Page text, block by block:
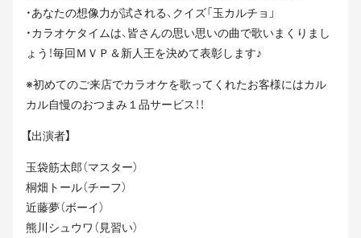
・あなたの想像力が試される、クイズ「玉カルチョ」
・カラオケタイムは、皆さんの思い思いの曲で歌いまくりまし
ょう！毎回ＭＶＰ＆新人王を決めて表彰します♪
※初めてのご来店でカラオケを歌ってくれたお客様にはカル
カル自慢のおつまみ１品サービス！！
【出演者】
玉袋筋太郎（マスター）
桐畑トール（チーフ）
近藤夢（ボーイ）
熊川シュウワ（見習い）